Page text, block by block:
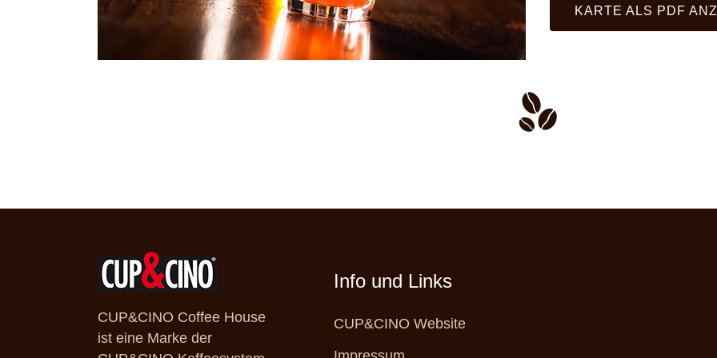
KARTE ALS PDF
CUP&CINO Coffee House
ist eine Marke der
Info und Links
CUP&CINO Website